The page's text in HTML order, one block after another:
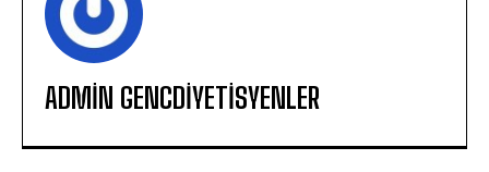
ADMIN GENCDIYETISYENLER